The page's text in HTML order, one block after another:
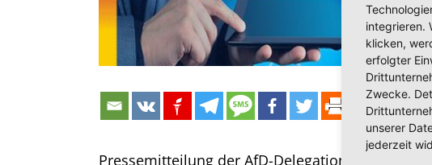
Pressemitteilung der AfD-Delegation (Fraktion
integrieren.
klicken,
erfolgter
Zwecke.
unserer
jederzeit